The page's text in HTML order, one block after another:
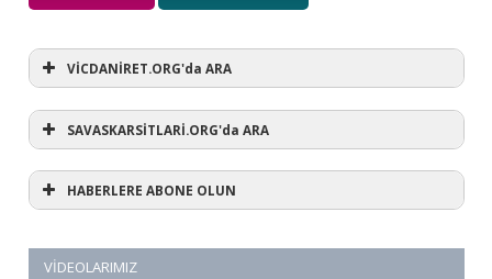
VİCDANİRET.ORG'da ARA
SAVASKARSİTLARİ.ORG'da ARA
HABERLERE ABONE OLUN
VIDEOLARIMIZ